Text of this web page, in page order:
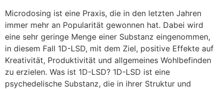
Microdosing ist eine Praxis, die in den letzten Jahren
immer mehr an Popularität gewonnen hat. Dabei wird
eine sehr geringe Menge einer Substanz eingenommen,
in diesem Fall 1D-LSD, mit dem Ziel, positive Effekte auf
Kreativität, Produktivität und allgemeines Wohlbefinden
zu erzielen. Was ist 1D-LSD? 1D-LSD ist eine
psychedelische Substanz, die in ihrer Struktur und